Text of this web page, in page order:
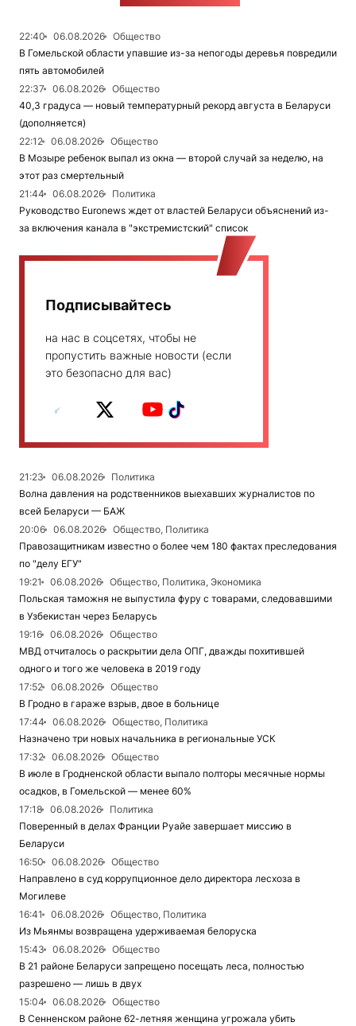
22:40 06.08.2026
Общество
В Гомельской области упавшие из-за непогоды деревья повредили
пять автомобилей
22:37
06.08.2026
Общество
40,3 градуса — новый температурный рекорд августа в Беларуси
(дополняется)
22:12
06.08.2026
Общество
В Мозыре ребенок выпал из окна — второй случай за неделю, на
этот раз смертельный
21:44
06.08.2026
Политика
Руководство Euronews ждет от властей Беларуси объяснений из-
за включения канала в "экстремистский" список
Подписывайтесь
на нас в соцсетях, чтобы не
пропустить важные новости (если
это безопасно для вас)
21:23 06.08.2026
Политика
Волна давления на родственников выехавших журналистов по
всей Беларуси — БАЖ
20:06
06.08.2026
Общество, Политика
Правозащитникам известно о более чем 180 фактах преследования
по "делу ЕГУ"
19:21
06.08.2026
Общество, Политика, Экономика
Польская таможня не выпустила фуру с товарами, следовавшими
в Узбекистан через Беларусь
19:16
06.08.2026
Общество
МВД отчиталось о раскрытии дела ОПГ, дважды похитившей
одного и того же человека в 2019 году
17:52
06.08.2026
Общество
В Гродно в гараже взрыв, двое в больнице
17:44
06.08.2026
Общество, Политика
Назначено три новых начальника в региональные УСК
17:32
06.08.2026
Общество
В июле в Гродненской области выпало полторы месячные нормы
осадков, в Гомельской — менее 60%
17:18
06.08.2026
Политика
Поверенный в делах Франции Руайе завершает миссию в
Беларуси
16:50
06.08.2026
Общество
Направлено в суд коррупционное дело директора лесхоза в
Могилеве
16:41
06.08.2026
Общество, Политика
Из Мьянмы возвращена удерживаемая белоруска
15:43
06.08.2026
Общество
В 21 районе Беларуси запрещено посещать леса, полностью
разрешено — лишь в двух
15:04
06.08.2026
Общество
В Сенненском районе 62-летняя женщина угрожала убить